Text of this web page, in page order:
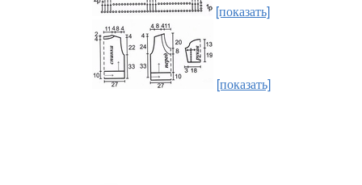
[показать]
[показать]